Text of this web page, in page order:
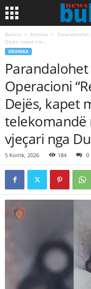
Ballina Kronika
Parandalohet
Dejës, kapet me...
KRONIKA
Operacioni
Dejës, kapet
telekomandë
vjeçari nga
5 Korrik, 2026 184 0